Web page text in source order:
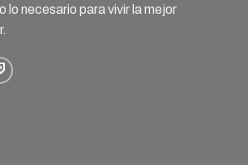
lo necesario para vivir la mejor